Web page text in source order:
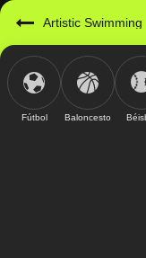
Artistic Swimming
Fútbol Baloncesto